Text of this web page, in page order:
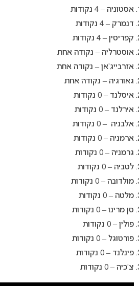
אסטוניה – 4 נקודות
דנמרק – 4 נקודות
קפריסין – 4 נקודות
אוסטרליה – נקודה אחת
אזרבייג’אן – נקודה אחת
גאורגיה – נקודה אחת
איסלנד – 0 נקודות
אירלנד – 0 נקודות
אלבניה – 0 נקודות
ארמניה – 0 נקודות
גרמניה – 0 נקודות
לטביה – 0 נקודות
מולדובה – 0 נקודות
מלטה – 0 נקודות
סן מרינו – 0 נקודות
פולין – 0 נקודות
פורטוגל – 0 נקודות
פינלנד – 0 נקודות
צ’כיה – 0 נקודות